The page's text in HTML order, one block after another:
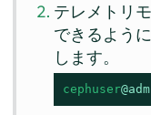
テレメトリ
できるよう
します。
cephuser@adm